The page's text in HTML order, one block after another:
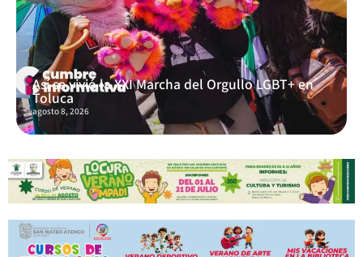
Así se vivió la XXI Marcha del Orgullo LGBT+ en
Toluca
agosto 8, 2026